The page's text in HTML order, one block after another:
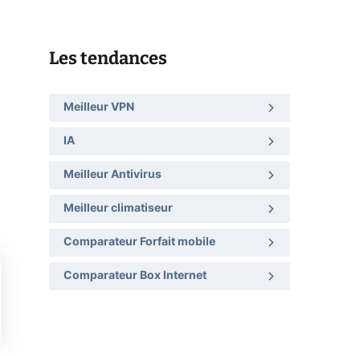
Les tendances
Meilleur VPN
IA
Meilleur Antivirus
Meilleur climatiseur
Comparateur Forfait mobile
Comparateur Box Internet